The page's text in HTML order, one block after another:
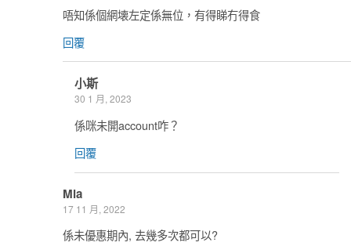
唔知係個網壊左定係無位，有得睇冇得食
回覆
小斯
30 1 月, 2023
係咪未開account咋？
回覆
Mia
17 11 月, 2022
係未優惠期內, 去幾多次都可以?